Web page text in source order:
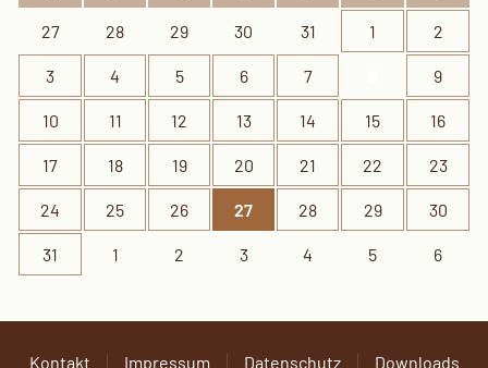
27 28 29 30 31 1 2
3 4 5 6 7 9
10 11 12 13 14 15 16
17 18 19 20 21 22 23
24 25 26 27 28 29 30
31 1 2 3 4 5 6
Kontakt Impressum Datenschutz Downloads